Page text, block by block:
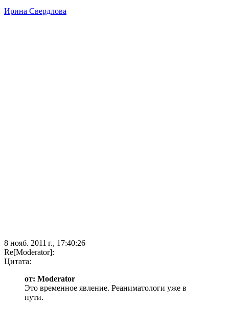
Ирина Свердлова
8 нояб. 2011 г., 17:40:26
Re[Moderator]:
Цитата:
от: Moderator
Это временное явление. Реаниматологи уже в
пути.